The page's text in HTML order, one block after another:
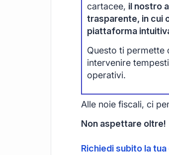
cartacee, il nostro
trasparente, in cui
piattaforma
Questo ti permette
intervenire
operativi.
Alle noie fiscali, ci
Non aspettare oltre!
Richiedi subito la